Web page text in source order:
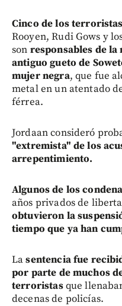
Cinco de los terroristas
Rooyen, Rudi Gows y
son responsables de la
antiguo gueto de
mujer negra, que fue
metal en un atentado
férrea.
Jordaan consideró
"extremista" de los
arrepentimiento.
Algunos de los
años privados de
obtuvieron la
tiempo que ya han
Lasentencia fue
por parte de muchos
terroristasque
decenas de policías.